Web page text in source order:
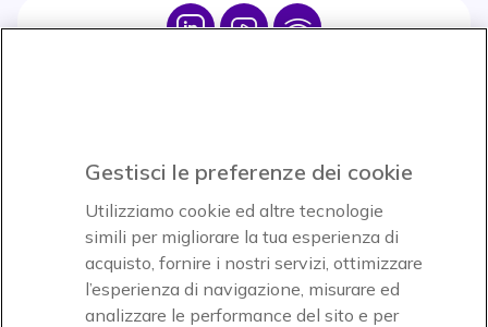
Icon IconIcon
Accettiamo
Gestisci le preferenze dei cookie
Utilizziamo cookie ed altre tecnologie
simili per migliorare la tua esperienza di
acquisto, fornire i nostri servizi, ottimizzare
l’esperienza di navigazione, misurare ed
analizzare le performance del sito e per